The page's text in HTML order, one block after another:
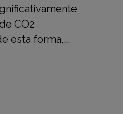
CO2
esta forma,...